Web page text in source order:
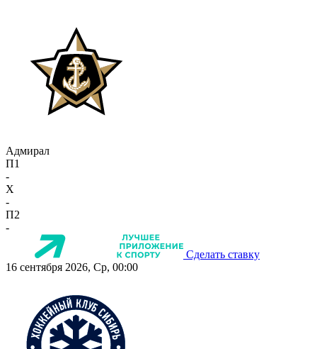
Адмирал
П1
-
X
-
П2
-
Сделать ставку
16 сентября 2026, Ср, 00:00